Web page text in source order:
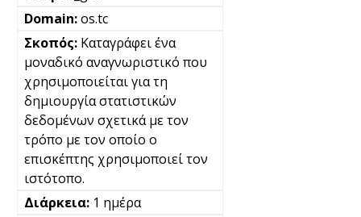
os.tc
Καταγράφει ένα
μοναδικό αναγνωριστικό που
χρησιμοποιείται για τη
δημιουργία στατιστικών
δεδομένων σχετικά με τον
τρόπο με τον οποίο ο
επισκέπτης χρησιμοποιεί τον
ιστότοπο.
1 ημέρα